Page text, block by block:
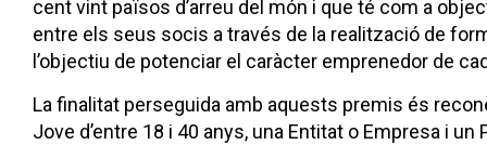
cent vint països d’arreu del món i que té com a
entre els seus socis a través de la realització de
l’objectiu de potenciar el caràcter emprenedor de
La finalitat perseguida amb aquests premis és
Jove d’entre 18 i 40 anys, una Entitat o Empresa i